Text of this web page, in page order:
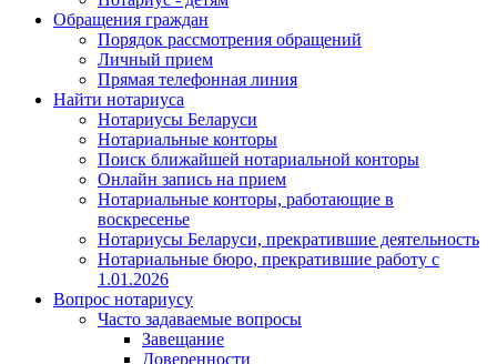
Обращения граждан
Порядок рассмотрения обращений
Личный прием
Прямая телефонная линия
Найти нотариуса
Нотариусы Беларуси
Нотариальные конторы
Поиск ближайшей нотариальной конторы
Онлайн запись на прием
Нотариальные конторы, работающие в
воскресенье
Нотариусы Беларуси, прекратившие деятельность
Нотариальные бюро, прекратившие работу с
1.01.2026
Вопрос нотариусу
Часто задаваемые вопросы
Завещание
Доверенности